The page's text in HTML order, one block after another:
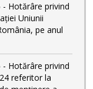
- Hotărâre privind
Uniunii
pe anul
- Hotărâre privind
referitor la